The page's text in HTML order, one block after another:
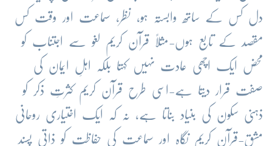
دل کس کے ساتھ وابستہ ہو، نظر، سماعت اور وقت کس
مقصد کے تابع ہوں-مثلاً قرآن کریم لغو سے اجتناب کو
محض ایک اچھی عادت نہیں کہتا بلکہ اہلِ ایمان کی
صفت قرار دیتا ہے-اسی طرح قرآن کریم کثرتِ ذکر کو
ذہنی سکون کی بنیاد بناتا ہے، نہ کہ ایک اختیاری روحانی
مشق-قرآن کریم نگاہ اور سماعت کی حفاظت کو ذاتی پسند